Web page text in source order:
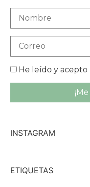
He leído y acepto
INSTAGRAM
ETIQUETAS